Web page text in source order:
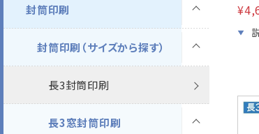
その他 プリンター 対応製品
ケント
パステル
ナチュラルW
ケントプレミア
撥水封筒
クラフト封筒
白封筒
ケント
カラー封筒
透けない封筒
ケント
パステル
ケントプレミア
撥水封筒
クラフト封筒
白封筒
長4封筒
透けない封筒
クラフト封筒
白封筒
長4窓封筒
長40封筒
クラフト封筒
長1封筒
ケント
パステル
長3
長3窓
ナチュラルW
ケントプレミア
撥水封筒
撥水ホワイト
透けない撥水ホワイト
撥水未晒クラフトCoC
クラフト封筒（茶封筒）
クラフト
長3
ゴールド
白封筒
透けない
環境対応製品
封筒印刷
封筒印刷（サイズから探す）
長3封筒印刷
長3窓封筒印刷
¥